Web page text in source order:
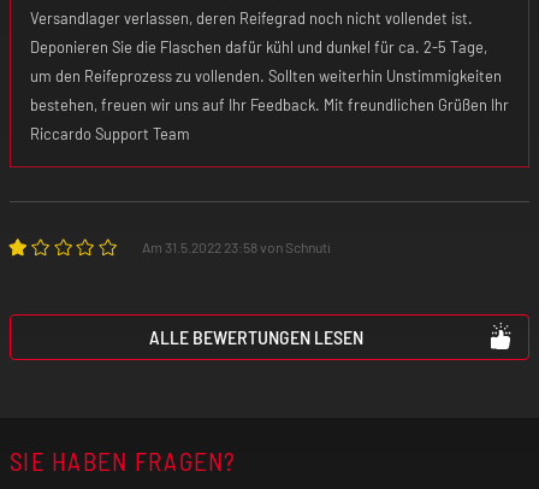
Versandlager verlassen, deren Reifegrad noch nicht vollendet ist.
Deponieren Sie die Flaschen dafür kühl und dunkel für ca. 2-5 Tage,
um den Reifeprozess zu vollenden. Sollten weiterhin Unstimmigkeiten
bestehen, freuen wir uns auf Ihr Feedback. Mit freundlichen Grüßen Ihr
Riccardo Support Team
Am 31.5.2022 23:58 von Schnuti
ALLE BEWERTUNGEN LESEN
SIE HABEN FRAGEN?